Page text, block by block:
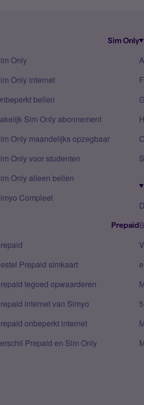
Sim Only
Only
Only internet
bellen
Sim Only abonnement
Only maandelijks opzegbaar
Only voor studenten
Only alleen bellen
Compleet
Prepaid
Prepaid simkaart
tegoed opwaarderen
internet van Simyo
onbeperkt internet
Prepaid en Sim Only